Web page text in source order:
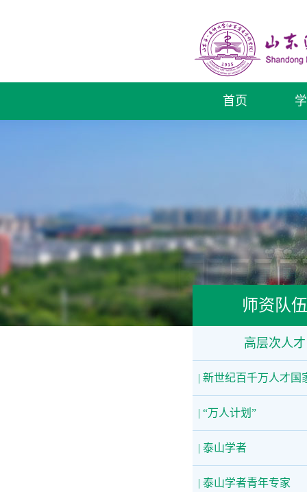
首页
师资队伍
高层次人才
| 新世纪百千万人才国
| “万人计划”
| 泰山学者
| 泰山学者青年专家